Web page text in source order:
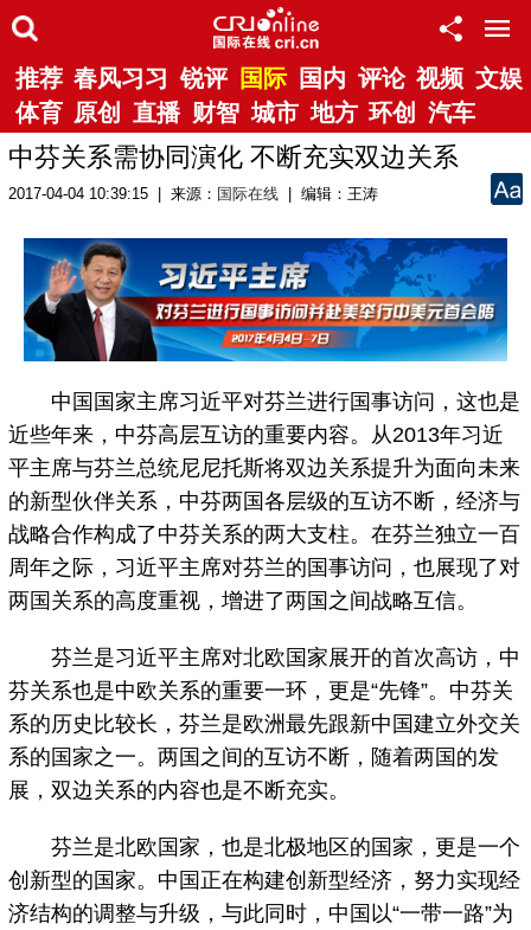
推荐 春风习习 锐评 国际 国内 评论 视频 文娱
体育 原创 直播 财智 城市 地方 环创 汽车
中芬关系需协同演化 不断充实双边关系
2017-04-04 10:39:15 | 来源： 国际在线 | 编辑：王涛
中国国家主席习近平对芬兰进行国事访问，这也是
近些年来，中芬高层互访的重要内容。从2013年习近
平主席与芬兰总统尼尼托斯将双边关系提升为面向未来
的新型伙伴关系，中芬两国各层级的互访不断，经济与
战略合作构成了中芬关系的两大支柱。在芬兰独立一百
周年之际，习近平主席对芬兰的国事访问，也展现了对
两国关系的高度重视，增进了两国之间战略互信。
芬兰是习近平主席对北欧国家展开的首次高访，中
芬关系也是中欧关系的重要一环，更是“先锋”。中芬关
系的历史比较长，芬兰是欧洲最先跟新中国建立外交关
系的国家之一。两国之间的互访不断，随着两国的发
展，双边关系的内容也是不断充实。
芬兰是北欧国家，也是北极地区的国家，更是一个
创新型的国家。中国正在构建创新型经济，努力实现经
济结构的调整与升级，与此同时，中国以“一带一路”为